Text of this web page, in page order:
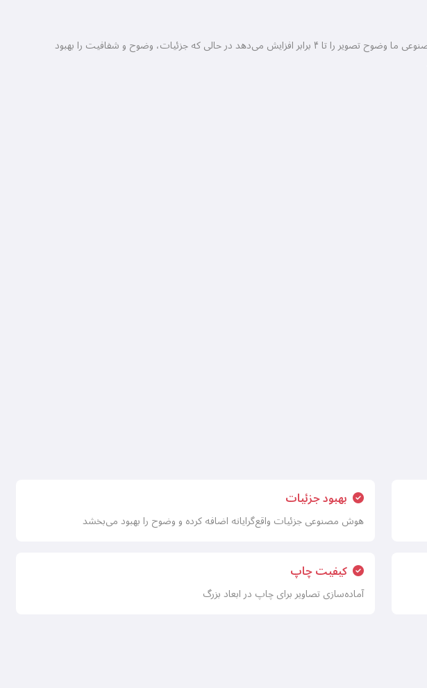
تصاویر با وضوح پایین را به شاهکارهای با کیفیت بالا تبدیل کنید. ارتقادهنده هوش مصنوعی ما وضوح تصویر را تا ۴ برابر افزایش می‌دهد در حالی که جزئیات، وضوح و شفافیت را بهبود
بهبود جزئیات
هوش مصنوعی جزئیات واقع‌گرایانه اضافه کرده و وضوح را بهبود می‌بخشد
کیفیت چاپ
آماده‌سازی تصاویر برای چاپ در ابعاد بزرگ